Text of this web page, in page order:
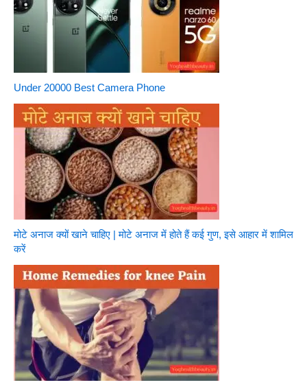
Under 20000 Best Camera Phone
मोटे अनाज क्यों खाने चाहिए | मोटे अनाज में होते हैं कई गुण, इसे आहार में शामिल
करें